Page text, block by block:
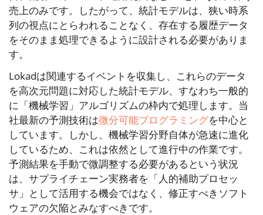
売上のみです。したがって、統計モデルは、狭い時系
列の視点にとらわれることなく、存在する履歴データ
をそのまま処理できるように設計される必要がありま
す。
Lokadは関連するイベントを収集し、これらのデータ
を高次元問題に対応した統計モデル、すなわち一般的
に「機械学習」アルゴリズムの枠内で処理します。当
社最新の予測技術は微分可能プログラミングを中心と
しています。しかし、機械学習分野自体が急速に進化
しているため、これは依然として進行中の作業です。
予測結果を手動で微調整する必要があるという状況
は、サプライチェーン実務者を「人的補助プロセッ
サ」として活用する機会ではなく、修正すべきソフト
ウェアの欠陥とみなすべきです。